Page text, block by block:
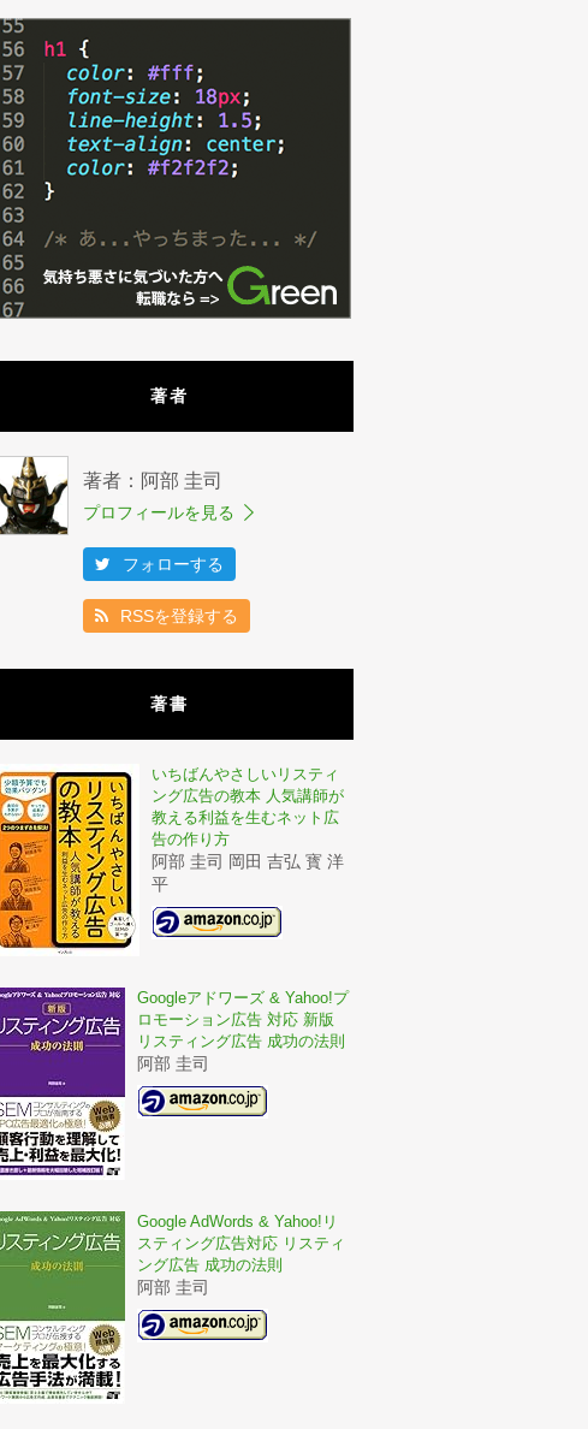
著者
著者：阿部 圭司
プロフィールを見る
フォローする
RSSを登録する
著書
いちばんやさしいリスティ
ング広告の教本 人気講師が
教える利益を生むネット広
告の作り方
阿部 圭司 岡田 吉弘 寳 洋
平
Googleアドワーズ & Yahoo!プ
ロモーション広告 対応 新版
リスティング広告 成功の法則
阿部 圭司
Google AdWords & Yahoo!リ
スティング広告対応 リスティ
ング広告 成功の法則
阿部 圭司